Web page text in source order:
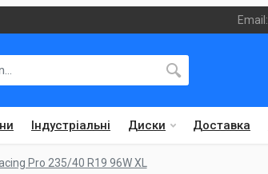
Email:
Індустріальні Диски Доставка
Pro 235/40 R19 96W XL